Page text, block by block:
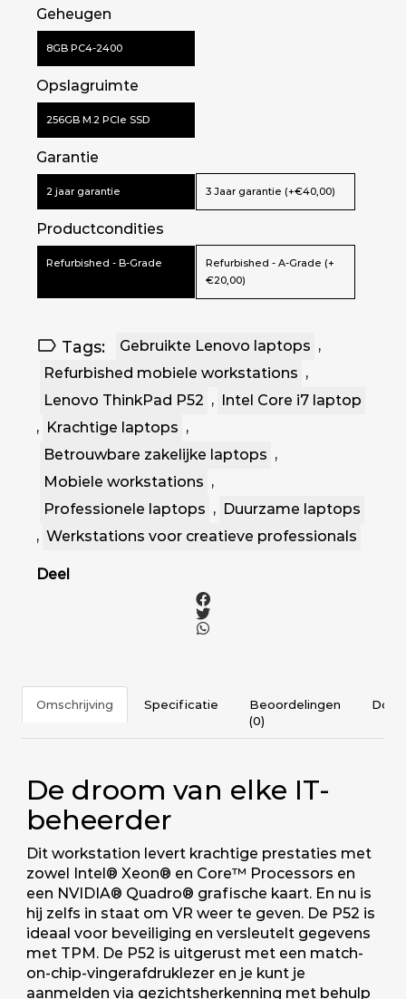
Geheugen
8GB PC4-2400
Opslagruimte
256GB M.2 PCIe SSD
Garantie
2 jaar garantie 3 Jaar garantie (+€40,00)
Productcondities
Refurbished - B-Grade
Refurbished - A-Grade (+
€20,00)
Tags: Gebruikte Lenovo laptops ,
Refurbished mobiele workstations ,
Lenovo ThinkPad P52 , Intel Core i7 laptop
, Krachtige laptops ,
Betrouwbare zakelijke laptops ,
Mobiele workstations ,
Professionele laptops , Duurzame laptops
, Werkstations voor creatieve professionals
Deel
Omschrijving Specificatie
Beoordelingen
(0)
De droom van elke IT-
beheerder
Dit workstation levert krachtige prestaties met
zowel Intel® Xeon® en Core™ Processors en
een NVIDIA® Quadro® grafische kaart. En nu is
hij zelfs in staat om VR weer te geven. De P52 is
ideaal voor beveiliging en versleutelt gegevens
met TPM. De P52 is uitgerust met een match-
on-chip-vingerafdruklezer en je kunt je
aanmelden via gezichtsherkenning met behulp